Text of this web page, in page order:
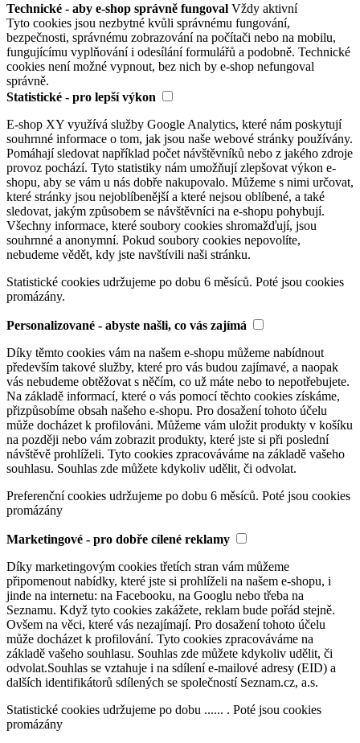
Technické - aby e-shop správně fungoval Vždy aktivní
Tyto cookies jsou nezbytné kvůli správnému fungování,
bezpečnosti, správnému zobrazování na počítači nebo na mobilu,
fungujícímu vyplňování i odesílání formulářů a podobně. Technické
cookies není možné vypnout, bez nich by e-shop nefungoval
správně.
Statistické - pro lepší výkon
E-shop XY využívá služby Google Analytics, které nám poskytují
souhrnné informace o tom, jak jsou naše webové stránky používány.
Pomáhají sledovat například počet návštěvníků nebo z jakého zdroje
provoz pochází. Tyto statistiky nám umožňují zlepšovat výkon e-
shopu, aby se vám u nás dobře nakupovalo. Můžeme s nimi určovat,
které stránky jsou nejoblíbenější a které nejsou oblíbené, a také
sledovat, jakým způsobem se návštěvníci na e-shopu pohybují.
Všechny informace, které soubory cookies shromažďují, jsou
souhrnné a anonymní. Pokud soubory cookies nepovolíte,
nebudeme vědět, kdy jste navštívili naši stránku.
Statistické cookies udržujeme po dobu 6 měsíců. Poté jsou cookies
promázány.
Personalizované - abyste našli, co vás zajímá
Díky těmto cookies vám na našem e-shopu můžeme nabídnout
především takové služby, které pro vás budou zajímavé, a naopak
vás nebudeme obtěžovat s něčím, co už máte nebo to nepotřebujete.
Na základě informací, které o vás pomocí těchto cookies získáme,
přizpůsobíme obsah našeho e-shopu. Pro dosažení tohoto účelu
může docházet k profilováni. Můžeme vám uložit produkty v košíku
na později nebo vám zobrazit produkty, které jste si při poslední
návštěvě prohlíželi. Tyto cookies zpracováváme na základě vašeho
souhlasu. Souhlas zde můžete kdykoliv udělit, či odvolat.
Preferenční cookies udržujeme po dobu 6 měsíců. Poté jsou cookies
promázány
Marketingové - pro dobře cílené reklamy
Díky marketingovým cookies třetích stran vám můžeme
připomenout nabídky, které jste si prohlíželi na našem e-shopu, i
jinde na internetu: na Facebooku, na Googlu nebo třeba na
Seznamu. Když tyto cookies zakážete, reklam bude pořád stejně.
Ovšem na věci, které vás nezajímají. Pro dosažení tohoto účelu
může docházet k profilování. Tyto cookies zpracováváme na
základě vašeho souhlasu. Souhlas zde můžete kdykoliv udělit, či
odvolat.Souhlas se vztahuje i na sdílení e-mailové adresy (EID) a
dalších identifikátorů sdílených se společností Seznam.cz, a.s.
Statistické cookies udržujeme po dobu ...... . Poté jsou cookies
promázány